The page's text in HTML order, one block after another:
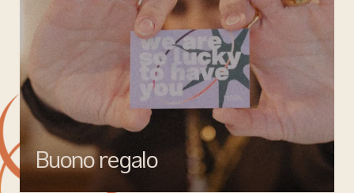
Buono regalo
Quando vuoi fare un regalo firmato Mata gioielli, ma lasciare la